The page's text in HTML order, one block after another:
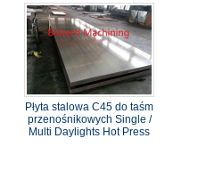
Płyta stalowa C45 do taśm
przenośnikowych Single /
Multi Daylights Hot Press